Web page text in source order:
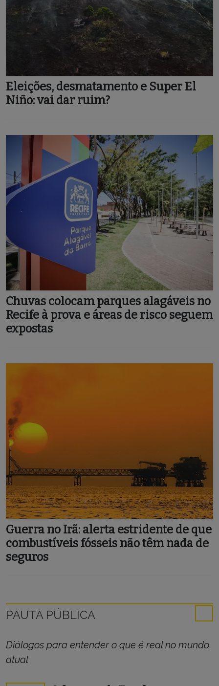
Eleições, desmatamento e Super El
Niño: vai dar ruim?
Chuvas colocam parques alagáveis no
Recife à prova e áreas de risco seguem
expostas
Guerra no Irã: alerta estridente de que
combustíveis fósseis não têm nada de
seguros
PAUTA PÚBLICA
Diálogos para entender o que é real no mundo
atual